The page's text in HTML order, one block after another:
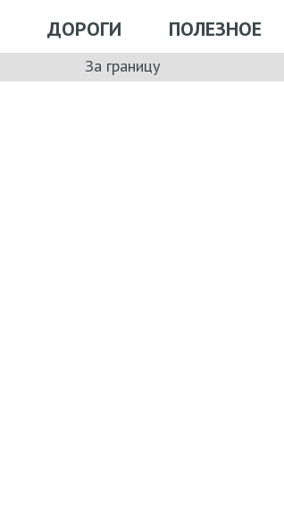
ДОРОГИ ПОЛЕЗНОЕ
За границу